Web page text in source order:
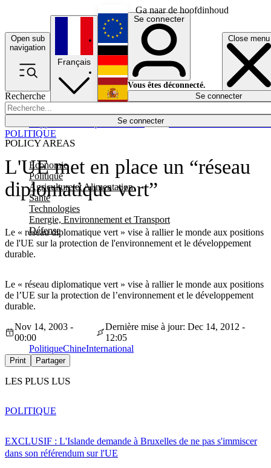
Ga naar de hoofdinhoud
Open sub
navigation
Close menu
Recherche
Se connecter
POLICY AREAS
Economie
Politique
Agriculture et Alimentation
Santé
Technologies
Energie, Environnement et Transport
Défense
Économie
Français
English
Deutsch
Español
Se connecter
Vous êtes déconnecté.
Se connecter
L'UE met en place un “réseau
diplomatique vert”
Le « réseau diplomatique vert » vise à rallier le monde aux positions
de l'UE sur la protection de l'environnement et le développement
durable.
POLITIQUE
Le « réseau diplomatique vert » vise à rallier le monde aux positions
de l’UE sur la protection de l’environnement et le développement
durable.
Nov 14, 2003 -
00:00
Dernière mise à jour: Dec 14, 2012 -
12:05
PolitiqueChineInternational
Print Partager
LES PLUS LUS
EXCLUSIF : L'Islande demande à Bruxelles de ne pas s'immiscer
dans son référendum sur l'UE
POLITIQUE